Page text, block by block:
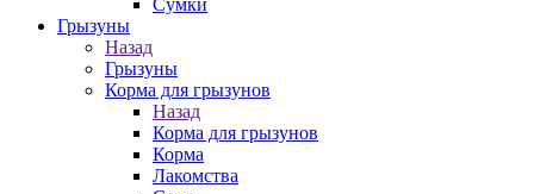
Сумки
Грызуны
Назад
Грызуны
Корма для грызунов
Назад
Корма для грызунов
Корма
Лакомства